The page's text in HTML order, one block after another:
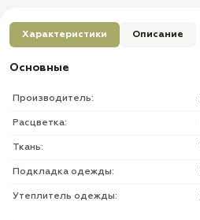
Характеристики Описание
Основные
Производитель:
Расцветка:
Ткань:
Подкладка одежды:
Утеплитель одежды: